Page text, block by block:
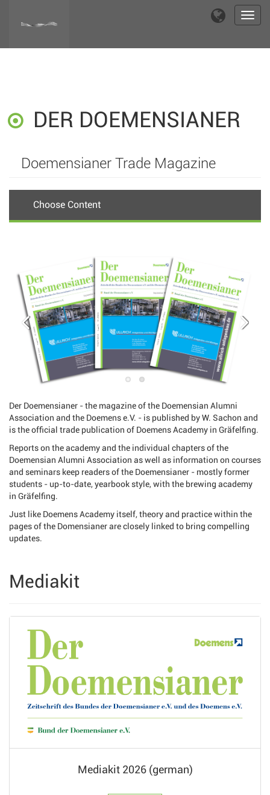
DER DOEMENSIANER
Doemensianer Trade Magazine
Choose Content
Der Doemensianer - the magazine of the Doemensian Alumni
Association and the Doemens e.V. - is published by W. Sachon and
is the official trade publication of Doemens Academy in Gräfelfing.
Reports on the academy and the individual chapters of the
Doemensian Alumni Association as well as information on courses
and seminars keep readers of the Doemensianer - mostly former
students - up-to-date, yearbook style, with the brewing academy
in Gräfelfing.
Just like Doemens Academy itself, theory and practice within the
pages of the Domensianer are closely linked to bring compelling
updates.
Mediakit
Mediakit 2026 (german)